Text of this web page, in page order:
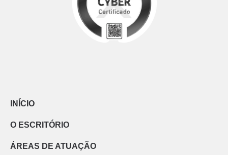
INÍCIO
O ESCRITÓRIO
ÁREAS DE ATUAÇÃO